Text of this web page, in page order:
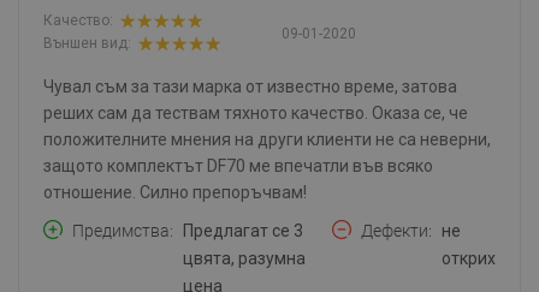
09-01-2020
Качество:
Външен вид:
Чувал съм за тази марка от известно време, затова
реших сам да тествам тяхното качество. Оказа се, че
положителните мнения на други клиенти не са неверни,
защото комплектът DF70 ме впечатли във всяко
отношение. Силно препоръчвам!
Предимства
Предлагат се 3
цвята, разумна
цена
Дефекти
не
открих